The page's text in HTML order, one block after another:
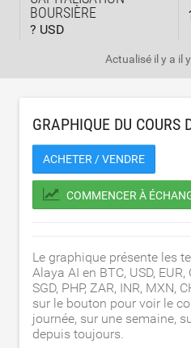
BOURSIÈRE
? USD
Actualisé il y a il
GRAPHIQUE DU
ACHETER / VENDRE
COMMENCER À
Le graphique présente les
Alaya AI en BTC, USD, EUR,
SGD, PHP, ZAR, INR, MXN,
sur le bouton pour voir le
journée, sur une semaine,
depuis toujours.